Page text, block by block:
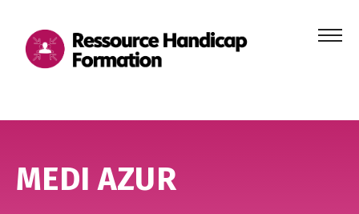
Menu
MEDI AZUR